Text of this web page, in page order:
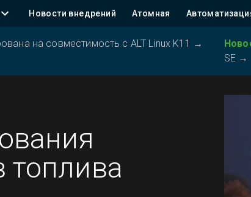
Новости внедрений Атомная
на совместимость с ALT Linux K11 →
SE →
топлива